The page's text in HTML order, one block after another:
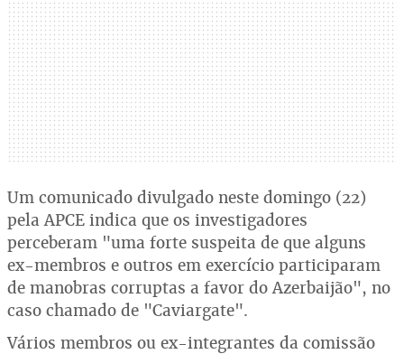
Um comunicado divulgado neste domingo (22)
pela APCE indica que os investigadores
perceberam "uma forte suspeita de que alguns
ex-membros e outros em exercício participaram
de manobras corruptas a favor do Azerbaijão", no
caso chamado de "Caviargate".
Vários membros ou ex-integrantes da comissão